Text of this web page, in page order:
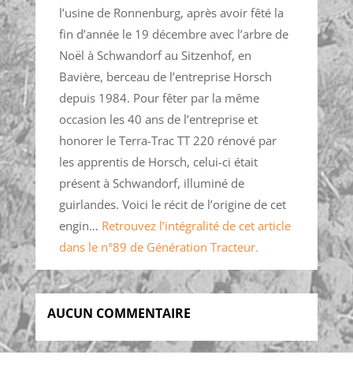
l’usine de Ronnenburg, après avoir fêté la
fin d’année le 19 décembre avec l’arbre de
Noël à Schwandorf au Sitzenhof, en
Bavière, berceau de l’entreprise Horsch
depuis 1984. Pour fêter par la même
occasion les 40 ans de l’entreprise et
honorer le Terra-Trac TT 220 rénové par
les apprentis de Horsch, celui-ci était
présent à Schwandorf, illuminé de
guirlandes. Voici le récit de l’origine de cet
engin… Retrouvez l’intégralité de cet article
dans le n°89 de Génération Tracteur.
AUCUN COMMENTAIRE